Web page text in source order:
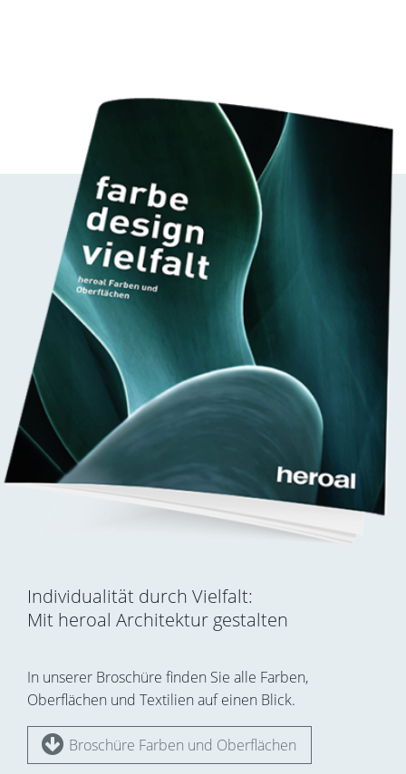
Individualität durch Vielfalt:
Mit heroal Architektur gestalten
In unserer Broschüre finden Sie alle Farben,
Oberflächen und Textilien auf einen Blick.
Broschüre Farben und Oberflächen